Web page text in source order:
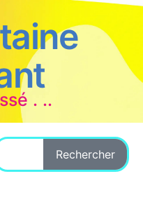
. ..
Rechercher